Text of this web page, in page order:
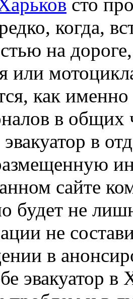
когда,
на
или
как
в общих
эвакуатор в
сайте
будет не
не
в
эвакуатор